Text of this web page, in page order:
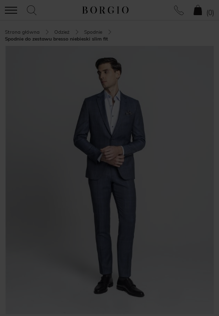
(0)
Strona główna Odzież
Spodnie
Spodnie do zestawu bresso niebieski slim fit